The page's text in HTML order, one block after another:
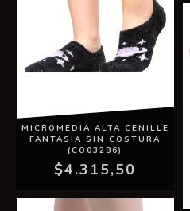
MICROMEDIA ALTA CENILLE
FANTASIA SIN COSTURA
(CO03286)
$4.315,50